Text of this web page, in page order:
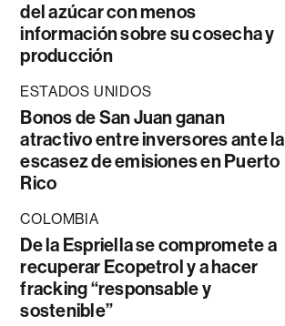
del azúcar con menos
información sobre su cosecha y
producción
ESTADOS UNIDOS
Bonos de San Juan ganan
atractivo entre inversores ante la
escasez de emisiones en Puerto
Rico
COLOMBIA
De la Espriella se compromete a
recuperar Ecopetrol y a hacer
fracking “responsable y
sostenible”